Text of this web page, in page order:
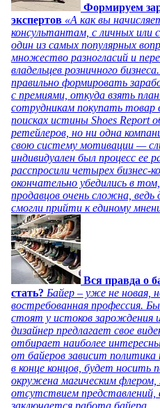
Формируем
экспертов «А как вы
консультантам, с личных
один из самых популярных
множество разногласий и
владельцев розничного
правильно формировать
с премиями, откуда взять
сотрудникам покупать товар
поисках истины Shoes Report
ретейлеров, но ни одна
свою систему мотивации —
индивидуален был процесс ее
расспросили четырех бизнес-
окончательно убедились в
продавцов очень сложна,
смогли прийти к единому
Вся правда о
стать? Байер – уже не новая,
востребованная профессия.
стоят у истоков зарождения
дизайнер предлагает свое
отбирает наиболее
от байеров зависит
в конце концов, будет носить
окружена магическим флером,
отсутствием представлений,
заключается работа байера.